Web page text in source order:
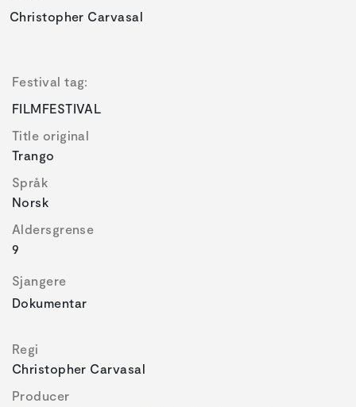
Christopher Carvasal
Festival tag:
FILMFESTIVAL
Title original
Trango
Språk
Norsk
Aldersgrense
9
Sjangere
Dokumentar
Regi
Christopher Carvasal
Producer